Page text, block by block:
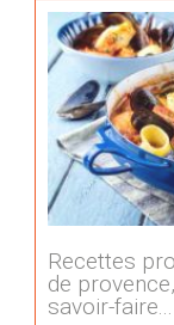
Recettes
de
savoir-faire...